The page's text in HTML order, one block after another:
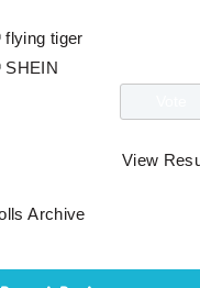
flying tiger
SHEIN
View
Archive